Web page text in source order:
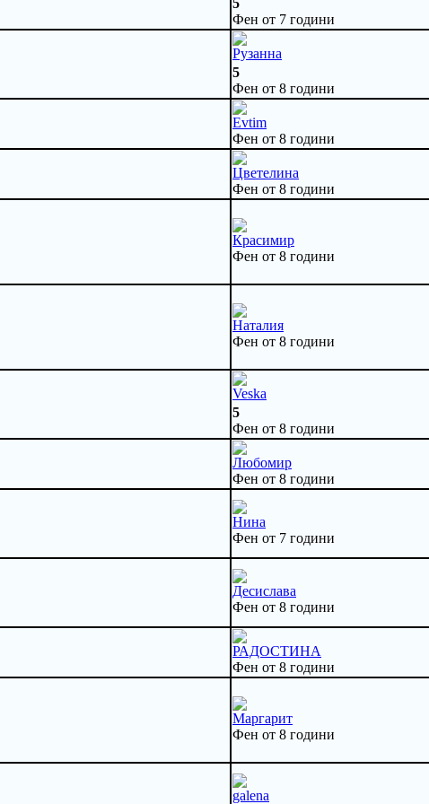
Фен от 7 години
Рузанна
5
Фен от 8 години
Evtim
Фен от 8 години
Цветелина
Фен от 8 години
Красимир
Фен от 8 години
Наталия
Фен от 8 години
Veska
5
Фен от 8 години
Любомир
Фен от 8 години
Нина
Фен от 7 години
Десислава
Фен от 8 години
РАДОСТИНА
Фен от 8 години
Маргарит
Фен от 8 години
galena